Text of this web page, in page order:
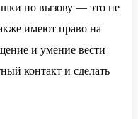
по вызову — это не
имеют право на
и умение вести
контакт и сделать